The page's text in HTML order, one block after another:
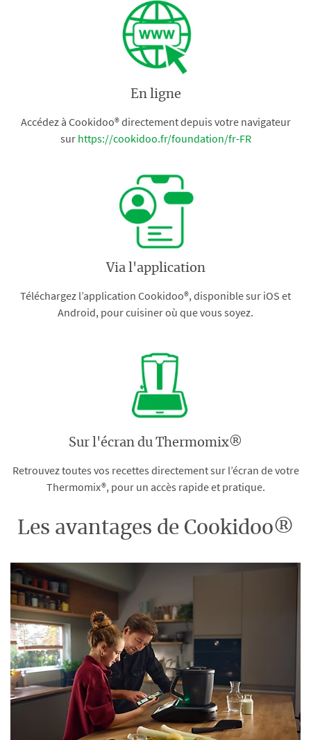
En ligne
Accédez à Cookidoo® directement depuis votre navigateur
sur https://cookidoo.fr/foundation/fr-FR
Via l'application
Téléchargez l’application Cookidoo®, disponible sur iOS et
Android, pour cuisiner où que vous soyez.
Sur l'écran du Thermomix®
Retrouvez toutes vos recettes directement sur l’écran de votre
Thermomix®, pour un accès rapide et pratique.
Les avantages de Cookidoo®